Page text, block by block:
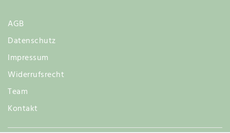
AGB
Datenschutz
Impressum
Widerrufsrecht
Team
Kontakt